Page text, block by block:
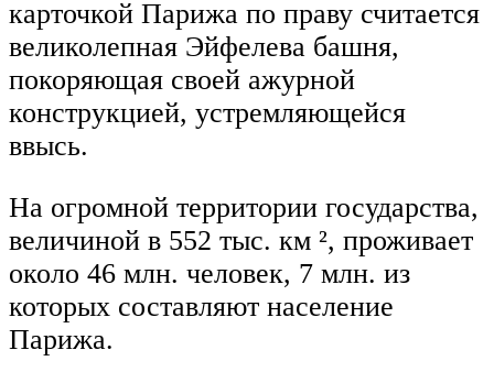
карточкой Парижа по праву считается
великолепная Эйфелева башня,
покоряющая своей ажурной
конструкцией, устремляющейся
ввысь.
На огромной территории государства,
величиной в 552 тыс. км ², проживает
около 46 млн. человек, 7 млн. из
которых составляют население
Парижа.